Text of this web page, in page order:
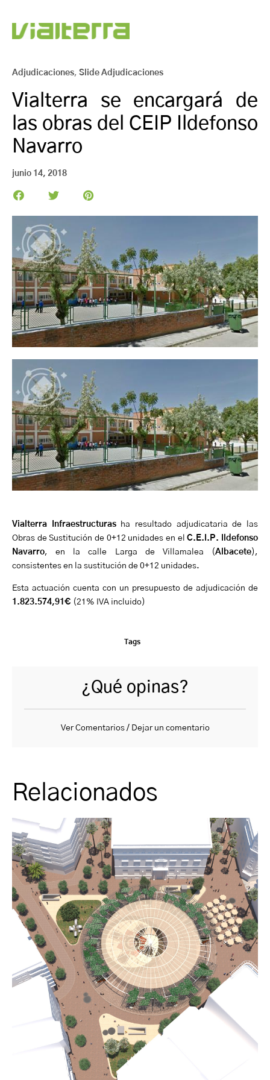
Adjudicaciones, Slide Adjudicaciones
Vialterra se encargará de
las obras del CEIP Ildefonso
Navarro
junio 14, 2018
Vialterra Infraestructurasha resultado adjudicataria de las
Obras de Sustitución de 0+12 unidades en el C.E.I.P. Ildefonso
Navarro, en la calle Larga de Villamalea (Albacete),
consistentes en la sustitución de 0+12 unidades.
Esta actuación cuenta con un presupuesto de adjudicación de
1.823.574,91€ (21% IVA incluido)
Tags
¿Qué opinas?
Ver Comentarios / Dejar un comentario
Relacionados